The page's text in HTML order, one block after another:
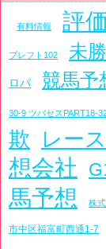
有料情報 評価
ブレフト102 未
ロパ 競馬予
30-9 ツバセスPART18-
欺
レー
想会社
馬予想
株
市中区福富町西通1-7